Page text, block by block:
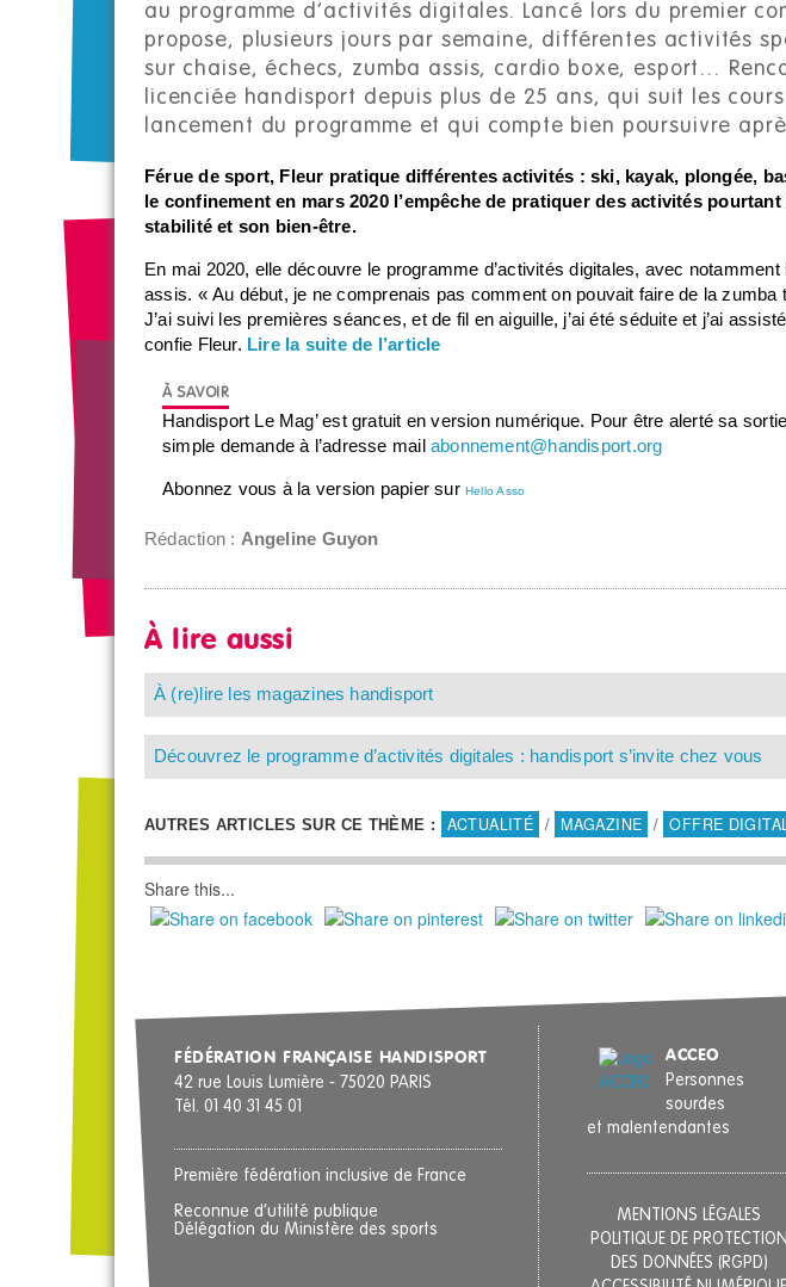
au programme d’activités digitales. Lancé lors du premier
propose, plusieurs jours par semaine, différentes activités
sur chaise, échecs, zumba assis, cardio boxe, esport…
licenciée handisport depuis plus de 25 ans, qui suit les
lancement du programme et qui compte bien poursuivre
Férue de sport, Fleur pratique différentes activités : ski, kayak, plongée,
le confinement en mars 2020 l’empêche de pratiquer des activités
stabilité et son bien-être.
En mai 2020, elle découvre le programme d’activités digitales, avec
assis. « Au début, je ne comprenais pas comment on pouvait faire de la zumba
J’ai suivi les premières séances, et de fil en aiguille, j’ai été séduite et j’ai
confie Fleur. Lire la suite de l’article
Handisport Le Mag’ est gratuit en version numérique. Pour être alerté sa
simple demande à l’adresse mail abonnement@handisport.org
Abonnez vous à la version papier surHello Asso
Rédaction : Angeline Guyon
À lire aussi
À (re)lire les magazines handisport
Découvrez le programme d’activités digitales : handisport s’invite chez vous
AUTRES ARTICLES SUR CE THÈME : ACTUALITÉ / MAGAZINE / OFFRE
Share this...
FÉDÉRATION FRANÇAISE HANDISPORT
42 rue Louis Lumière - 75020 PARIS
Tél. 01 40 31 45 01
Première fédération inclusive de France
Reconnue d’utilité publique
Délégation du Ministère des sports
ACCEO
Personnes
sourdes
et malentendantes
MENTIONS LÉGALES
POLITIQUE DE PROTECTION
DES DONNÉES (RGPD)